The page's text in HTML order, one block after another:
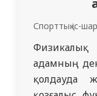
Спорттық іс-
Физикалық
адамның
қолдауда